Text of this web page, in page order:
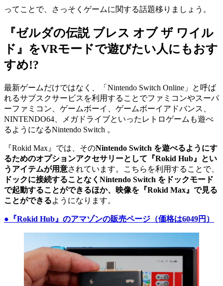
ってことで、さっそくゲームに関する話題移りましょう。
『ゼルダの伝説 ブレス オブ ザ ワイル
ド』をVRモードで遊びたい人にもおす
すめ!?
最新ゲームだけではなく、「Nintendo Switch Online」と呼ば
れるサブスクサービスを利用することでファミコンやスーパ
ーファミコン、ゲームボーイ、ゲームボーイアドバンス、
NINTENDO64、メガドライブといったレトロゲームも遊べ
るようになるNintendo Switch 。
『Rokid Max』では、そのNintendo Switch を遊べるようにす
るためのオプションアクセサリーとして『Rokid Hub』とい
うアイテムが用意されています。こちらを利用することで、
ドックに接続することなくNintendo Switch をドックモード
で起動することができるほか、映像を『Rokid Max』で見る
ことができるようになります。
●『Rokid Hub』のアマゾンの販売ページ（価格は6049円）